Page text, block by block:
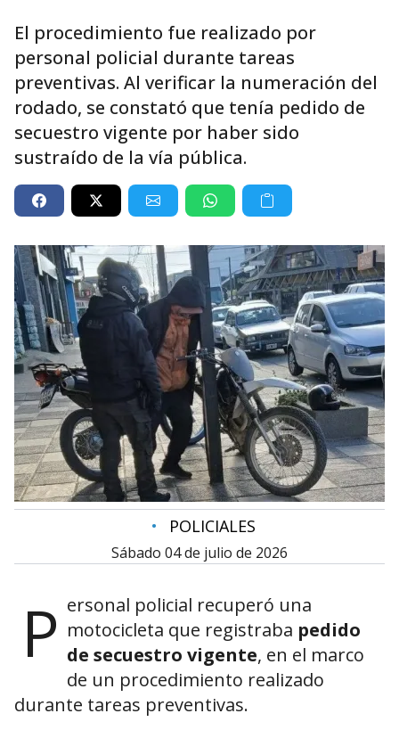
El procedimiento fue realizado por
personal policial durante tareas
preventivas. Al verificar la numeración del
rodado, se constató que tenía pedido de
secuestro vigente por haber sido
sustraído de la vía pública.
• POLICIALES
sábado 04 de julio de 2026
P ersonal policial recuperó una
motocicleta que registraba pedido
de secuestro vigente, en el marco
de un procedimiento realizado
durante tareas preventivas.